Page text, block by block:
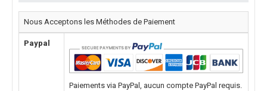
Nous Acceptons les Méthodes de Paiement
Paypal
Paiements via PayPal, aucun compte PayPal requis.